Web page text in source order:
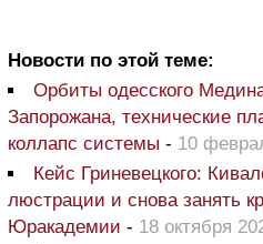
Новости по этой теме:
Орбиты одесского
Запорожана, технические
коллапс системы - 10
Кейс Гриневецкого:
люстрации и снова занять
Юракадемии - 18 октября